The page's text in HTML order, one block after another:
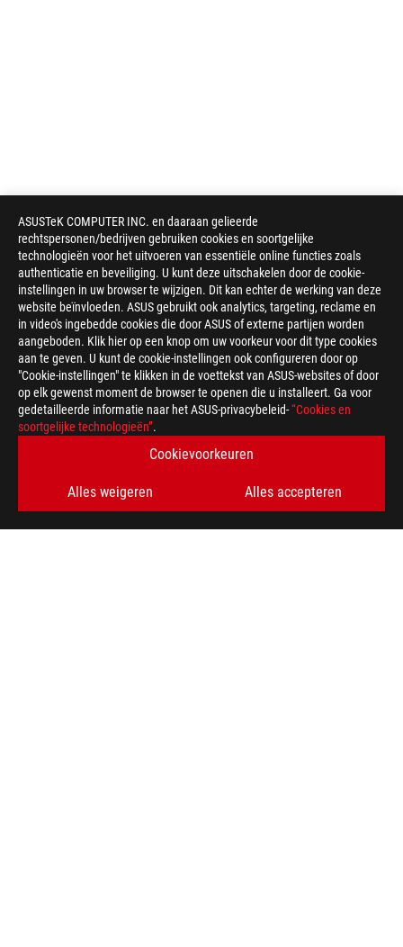
ASUSTeK COMPUTER INC. en daaraan gelieerde
rechtspersonen/bedrijven gebruiken cookies en soortgelijke
technologieën voor het uitvoeren van essentiële online functies zoals
authenticatie en beveiliging. U kunt deze uitschakelen door de cookie-
instellingen in uw browser te wijzigen. Dit kan echter de werking van deze
website beïnvloeden. ASUS gebruikt ook analytics, targeting, reclame en
in video's ingebedde cookies die door ASUS of externe partijen worden
aangeboden. Klik hier op een knop om uw voorkeur voor dit type cookies
aan te geven. U kunt de cookie-instellingen ook configureren door op
"Cookie-instellingen" te klikken in de voettekst van ASUS-websites of door
op elk gewenst moment de browser te openen die u installeert. Ga voor
gedetailleerde informatie naar het ASUS-privacybeleid-“Cookies en
soortgelijke technologieën”.
Cookievoorkeuren
Alles weigeren Alles accepteren